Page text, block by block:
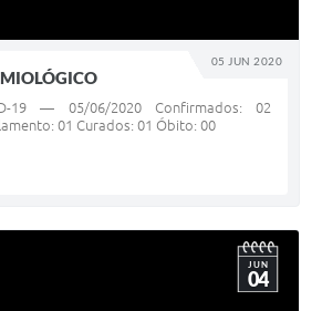
05 JUN 2020
19 — 05/06/2020 Confirmados: 02
01 Curados: 01 Óbito: 00
JUN
04